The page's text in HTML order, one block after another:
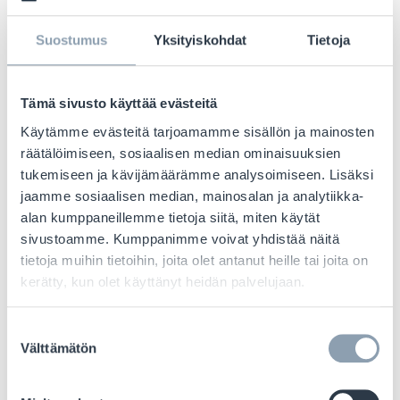
Suostumus Yksityiskohdat Tietoja
Tämä sivusto käyttää evästeitä
Käytämme evästeitä tarjoamamme sisällön ja mainosten
räätälöimiseen, sosiaalisen median ominaisuuksien
tukemiseen ja kävijämäärämme analysoimiseen. Lisäksi
jaamme sosiaalisen median, mainosalan ja analytiikka-
alan kumppaneillemme tietoja siitä, miten käytät
sivustoamme. Kumppanimme voivat yhdistää näitä
tietoja muihin tietoihin, joita olet antanut heille tai joita on
kerätty, kun olet käyttänyt heidän palvelujaan.
valinta
Välttämätön
and increased
sales potential
We create experts and raise your